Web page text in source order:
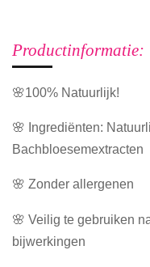
Productinformatie:
🌸100% Natuurlijk!
🌸 Ingrediënten:
Bachbloesemextracten
🌸 Zonder allergenen
🌸 Veilig te gebruiken
bijwerkingen